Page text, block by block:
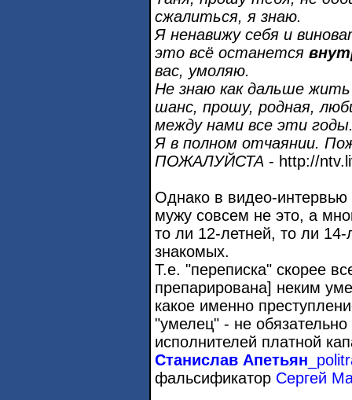
сжалиться, я знаю.
Я ненавижу себя и
это всё останется
вас, умоляю.
Не знаю как дальше
шанс, прошу, родная,
между нами все эти
Я в полном отчаянии.
ПОЖАЛУЙСТА - http://
Однако в видео-
мужу совсем не это, а
то ли 12-летней, то ли
знакомых.
Т.е. "переписка" скорее
препарирована] неким
какое именно
"умелец" - не
исполнителей платной
Станислав Апетьян
фальсификатор Сергей